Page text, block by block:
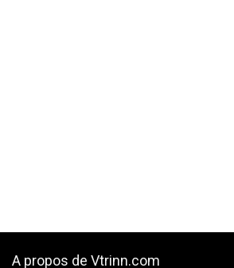
A propos de Vtrinn.com